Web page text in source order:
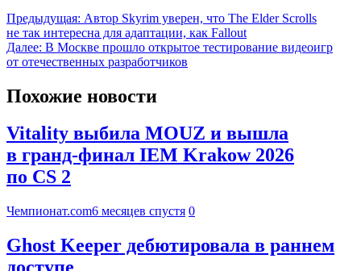
Предыдущая: Автор Skyrim уверен, что The Elder Scrolls
не так интересна для адаптации, как Fallout
Далее: В Москве прошло открытое тестирование видеоигр
от отечественных разработчиков
Похожие новости
Vitality выбила MOUZ и вышла
в гранд-финал IEM Krakow 2026
по CS 2
Чемпионат.com6 месяцев спустя 0
Ghost Keeper дебютировала в раннем